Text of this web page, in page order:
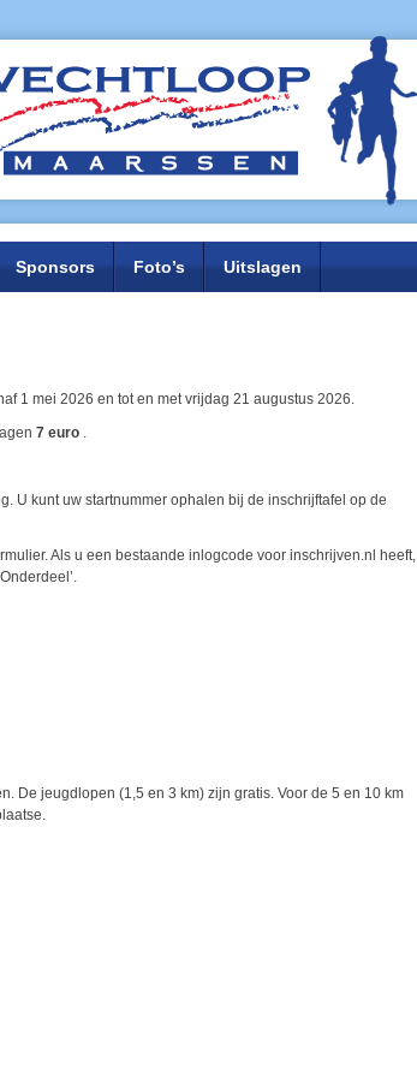
Sponsors Foto’s Uitslagen
1 mei 2026 en tot en met vrijdag 21 augustus 2026.
7 euro .
U kunt uw startnummer ophalen bij de inschrijftafel op de
Als u een bestaande inlogcode voor inschrijven.nl heeft,
De jeugdlopen (1,5 en 3 km) zijn gratis. Voor de 5 en 10 km